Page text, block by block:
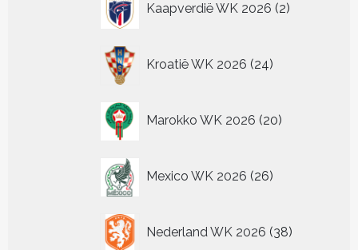
Kaapverdië WK 2026 2
producten
Kroatië WK 2026 24
producten
Marokko WK 2026 20
producten
Mexico WK 2026 26
producten
Nederland WK 2026 38
producten